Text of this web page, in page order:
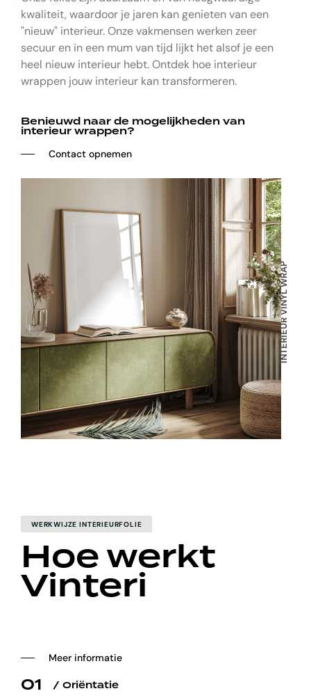
INTERIEUR VINYL WRAP
kwaliteit, waardoor je jaren kan genieten van een
"nieuw" interieur. Onze vakmensen werken zeer
secuur en in een mum van tijd lijkt het alsof je een
heel nieuw interieur hebt. Ontdek hoe interieur
wrappen jouw interieur kan transformeren.
Benieuwd naar de mogelijkheden van
interieur wrappen?
──‏‏ ‎‏‏‎ ‎‏‏‎ ‎‏‏‎ ‎‏‏‎ Contact opnemen
WERKWIJZE INTERIEURFOLIE
Hoe werkt
Vinteri
──‏‏‎ ‎‏‏‎ ‎‏‏‎ ‎‏‏‎ ‎‏‏‎ ‎Meer informatie
01 / Oriëntatie